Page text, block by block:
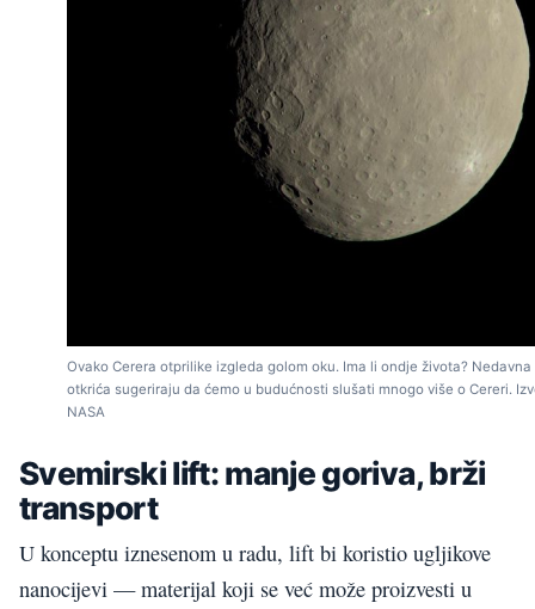
Ovako Cerera otprilike izgleda golom oku. Ima li ondje života? Nedavna
otkrića sugeriraju da ćemo u budućnosti slušati mnogo više o Cereri.
NASA
Svemirski lift: manje goriva, brži
transport
U konceptu iznesenom u radu, lift bi koristio ugljikove
nanocijevi — materijal koji se već može proizvesti u